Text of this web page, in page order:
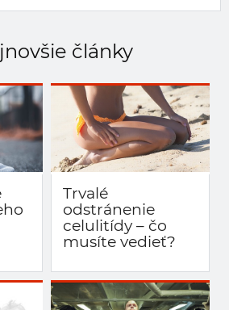
články
Trvalé
odstránenie
celulitídy – čo
musíte vedieť?